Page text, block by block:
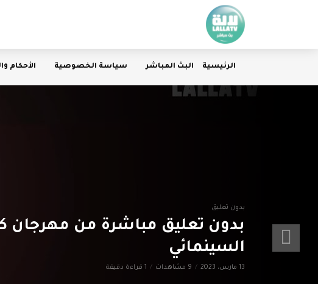
الرئيسية البث المباشر سياسة الخصوصية الأحكام
بدون تعليق
بدون تعليق مباشرة من مهرجان
السينمائي
13 مارس، 2023 9 مشاهدات 1 قراءة دقيقة